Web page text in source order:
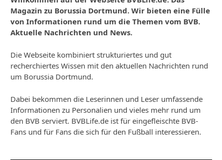
Magazin zu Borussia Dortmund. Wir bieten eine Fülle
von Informationen rund um die Themen vom BVB.
Aktuelle Nachrichten und News.
Die Webseite kombiniert strukturiertes und gut
recherchiertes Wissen mit den aktuellen Nachrichten rund
um Borussia Dortmund.
Dabei bekommen die Leserinnen und Leser umfassende
Informationen zu Personalien und vieles mehr rund um
den BVB serviert. BVBLife.de ist für eingefleischte BVB-
Fans und für Fans die sich für den Fußball interessieren.